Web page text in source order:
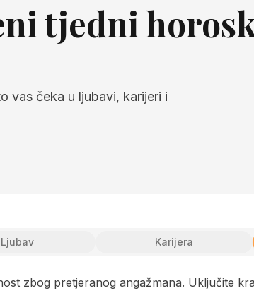
tjedni
vas čeka u ljubavi, karijeri i
Ljubav Karijera
zbog pretjeranog angažmana. Uključite